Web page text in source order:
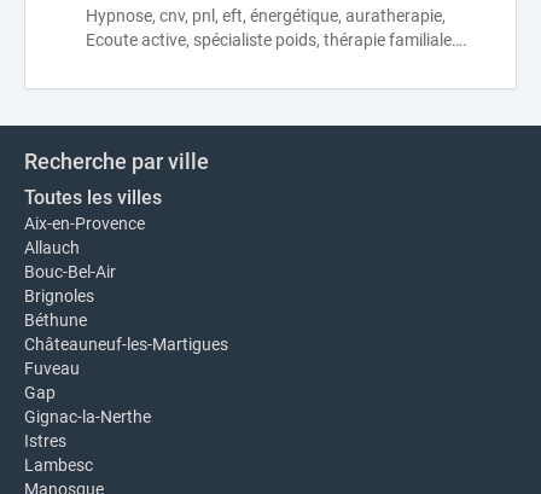
Hypnose, cnv, pnl, eft, énergétique, auratherapie,
Ecoute active, spécialiste poids, thérapie familiale….
Recherche par ville
Toutes les villes
Aix-en-Provence
Allauch
Bouc-Bel-Air
Brignoles
Béthune
Châteauneuf-les-Martigues
Fuveau
Gap
Gignac-la-Nerthe
Istres
Lambesc
Manosque